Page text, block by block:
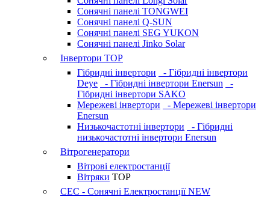
Сонячні панелі TONGWEI
Сонячні панелі Q-SUN
Сонячні панелі SEG YUKON
Сонячні панелі Jinko Solar
Інвертори TOP
Гібридні інвертори
- Гібридні інвертори
Deye
- Гібридні інвертори Enersun
-
Гібридні інвертори SAKO
Мережеві інвертори
- Мережеві інвертори
Enersun
Низькочастотні інвертори
- Гібридні
низькочастотні інвертори Enersun
Вітрогенератори
Вітрові електростанції
Вітряки TOP
СЕС - Сонячні Електростанції NEW